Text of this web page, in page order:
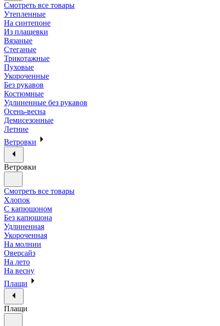
Смотреть все товары
Утепленные
На синтепоне
Из плащевки
Вязаные
Стеганые
Трикотажные
Пуховые
Укороченные
Без рукавов
Костюмные
Удлиненные без рукавов
Осень-весна
Демисезонные
Летние
Ветровки
Ветровки
Смотреть все товары
Хлопок
С капюшоном
Без капюшона
Удлиненная
Укороченная
На молнии
Оверсайз
На лето
На весну
Плащи
Плащи